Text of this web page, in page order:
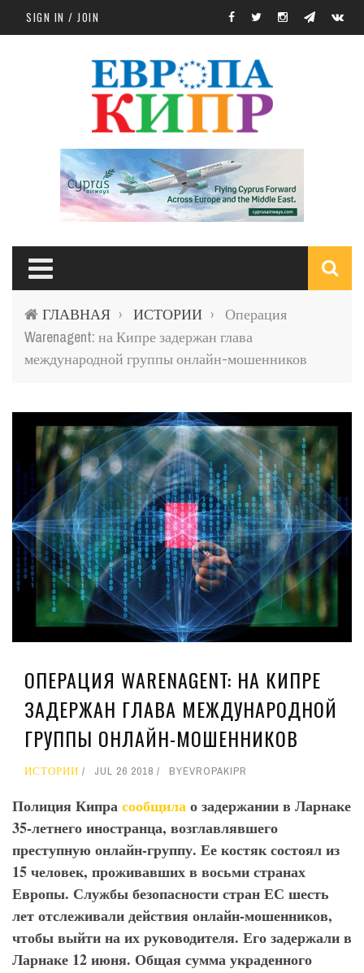
Skip to main content
SIGN IN / JOIN
ГЛАВНАЯ › ИСТОРИИ ›
Операция
Warenagent: на Кипре задержан глава
международной группы онлайн-мошенников
ОПЕРАЦИЯ WARENAGENT: НА КИПРЕ
ЗАДЕРЖАН ГЛАВА МЕЖДУНАРОДНОЙ
ГРУППЫ ОНЛАЙН-МОШЕННИКОВ
ИСТОРИИ JUL 26 2018 BYEVROPAKIPR
Полиция Кипрасообщилао задержании в Ларнаке
35-летнего иностранца, возглавлявшего
преступную онлайн-группу. Ее костяк состоял из
15 человек, проживавших в восьми странах
Европы. Службы безопасности стран ЕС шесть
лет отслеживали действия онлайн-мошенников,
чтобы выйти на их руководителя. Его задержали в
Ларнаке 12 июня. Общая сумма украденного